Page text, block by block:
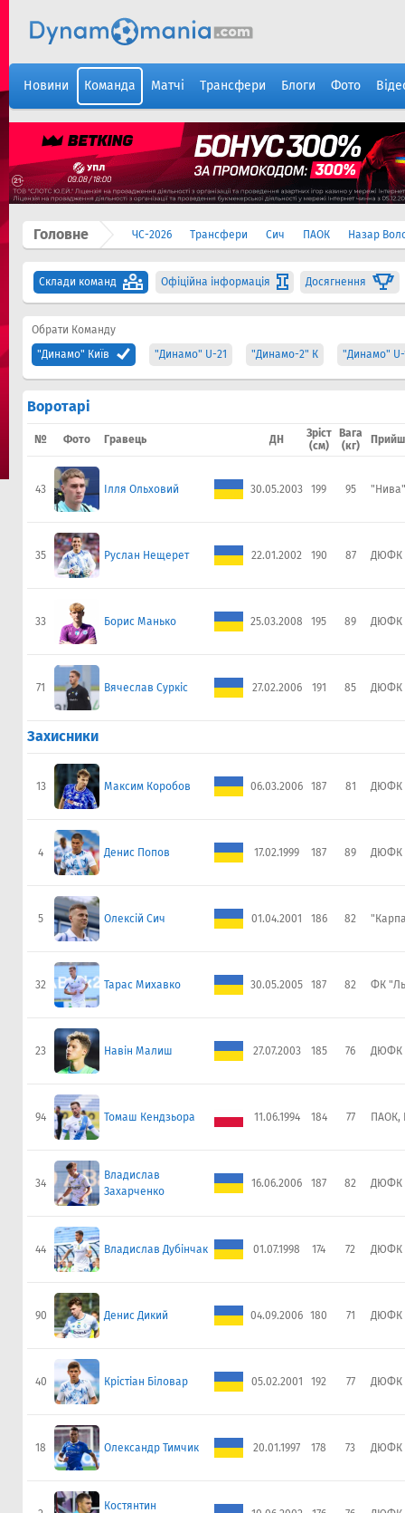
Новини Команда Матчі Трансфери Блоги Фото
Головне ЧС-2026 Трансфери Сич ПАОК Назар
Склади команд Офіційна інформація Досягнення
Обрати Команду
"Динамо" Київ
"Динамо" U-21 "Динамо-2" К "Динамо" U-
Воротарі
№ Фото Гравець ДН
Зріст
(см)
Вага
(кг)
43 Ілля Ольховий 30.05.2003 199 95
35 Руслан Нещерет 22.01.2002 190 87 ДЮФК
33 Борис Манько 25.03.2008 195 89 ДЮФК
71 Вячеслав Суркіс 27.02.2006 191 85 ДЮФК
Захисники
13 Максим Коробов 06.03.2006 187 81 ДЮФК
4 Денис Попов 17.02.1999 187 89 ДЮФК
5 Олексій Сич 01.04.2001 186 82
32 Тарас Михавко 30.05.2005 187 82 ФК
23 Навін Малиш 27.07.2003 185 76 ДЮФК
94 Томаш Кендзьора 11.06.1994 184 77 ПАОК,
34
Владислав
Захарченко
16.06.2006 187 82 ДЮФК
44 Владислав Дубінчак 01.07.1998 174 72 ДЮФК
90 Денис Дикий 04.09.2006 180 71 ДЮФК
40 Крістіан Біловар 05.02.2001 192 77 ДЮФК
18 Олександр Тимчик 20.01.1997 178 73 ДЮФК
Костянтин